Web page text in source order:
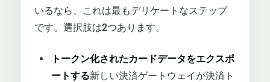
いるなら、これは最もデリケートなステップ
です。選択肢は2つあります。
トークン化されたカードデータをエクスポ
ートする新しい決済ゲートウェイが決済ト